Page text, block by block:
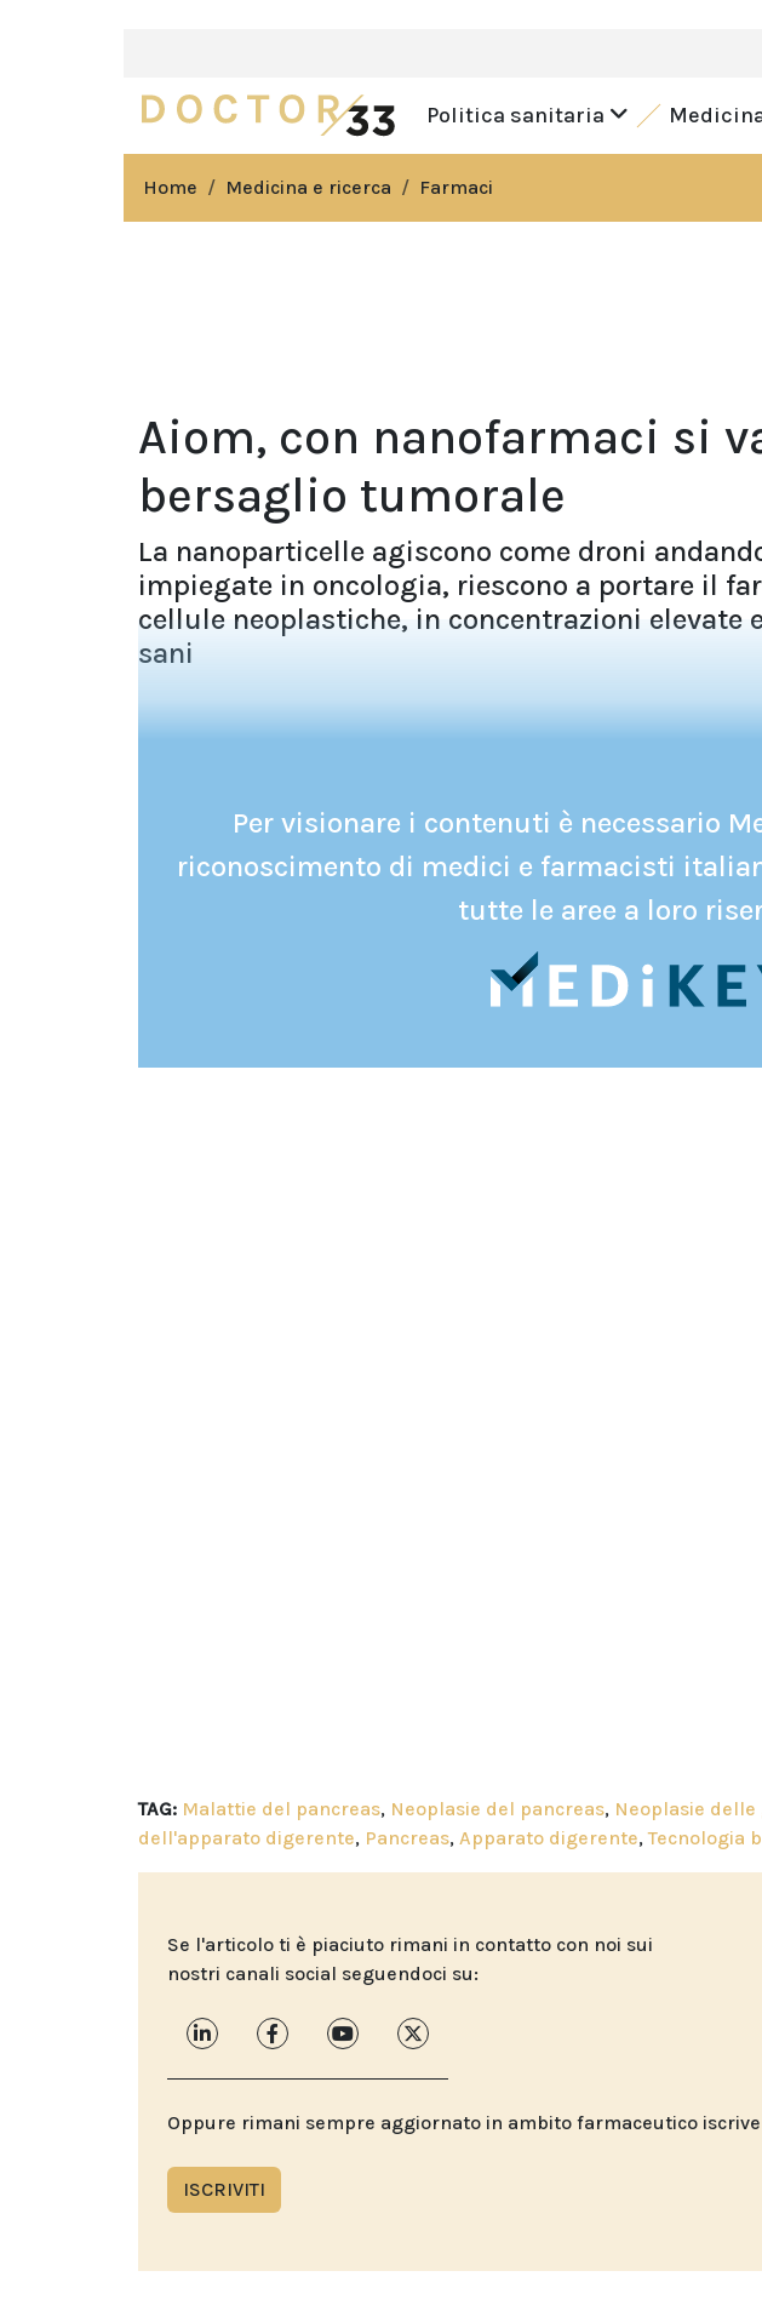
Politica sanitaria
Home Medicina e ricerca Farmaci
Aiom, con nanofarmaci si
bersaglio tumorale
La nanoparticelle agiscono come droni
impiegate in oncologia, riescono a portare il
cellule neoplastiche, in concentrazioni elevate
sani
Per visionare i contenuti è necessario
riconoscimento di medici e farmacisti
tutte le aree a loro
TAG: Malattie del pancreas, Neoplasie del pancreas, Neoplasie
dell'apparato digerente, Pancreas, Apparato digerente,Tecnologia
Se l'articolo ti è piaciuto rimani in contatto con noi sui
nostri canali social seguendoci su:
Oppure rimani sempre aggiornato in ambito farmaceutico
ISCRIVITI